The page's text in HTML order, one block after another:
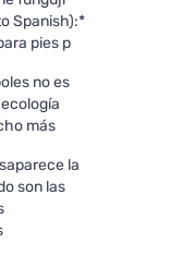
Chimpanzee Barrita
Spanish):*
pies p
no es
más
la
son las